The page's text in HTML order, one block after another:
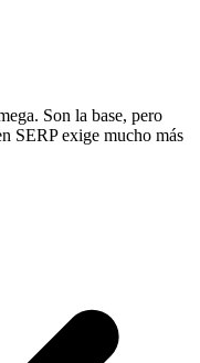
Son la base, pero
SERP exige mucho más